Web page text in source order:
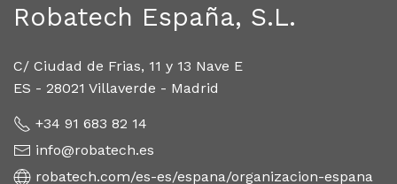
Robatech España, S.L.
C/ Ciudad de Frias, 11 y 13 Nave E
ES - 28021 Villaverde - Madrid
+34 91 683 82 14
info@robatech.es
robatech.com/es-es/espana/organizacion-espana